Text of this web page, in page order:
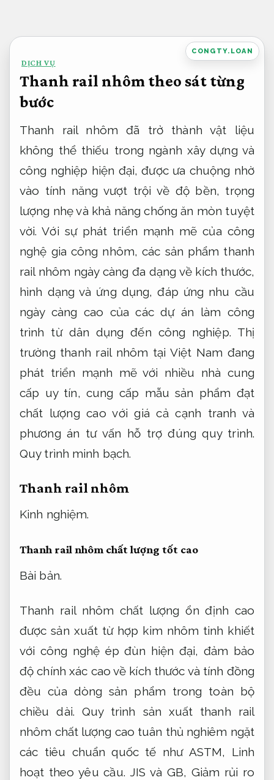
nội
dung
CONGTY.LOAN
DỊCH VỤ
Thanh rail nhôm theo sát từng
bước
Thanh rail nhôm đã trở thành vật liệu
không thể thiếu trong ngành xây dựng và
công nghiệp hiện đại, được ưa chuộng nhờ
vào tính năng vượt trội về độ bền, trọng
lượng nhẹ và khả năng chống ăn mòn tuyệt
vời. Với sự phát triển mạnh mẽ của công
nghệ gia công nhôm, các sản phẩm thanh
rail nhôm ngày càng đa dạng về kích thước,
hình dạng và ứng dụng, đáp ứng nhu cầu
ngày càng cao của các dự án làm công
trình từ dân dụng đến công nghiệp. Thị
trường thanh rail nhôm tại Việt Nam đang
phát triển mạnh mẽ với nhiều nhà cung
cấp uy tín, cung cấp mẫu sản phẩm đạt
chất lượng cao với giá cả cạnh tranh và
phương án tư vấn hỗ trợ đúng quy trình.
Quy trình minh bạch.
Thanh rail nhôm
Kinh nghiệm.
Thanh rail nhôm chất lượng tốt cao
Bài bản.
Thanh rail nhôm chất lượng ổn định cao
được sản xuất từ hợp kim nhôm tinh khiết
với công nghệ ép đùn hiện đại, đảm bảo
độ chính xác cao về kích thước và tính đồng
đều của dòng sản phẩm trong toàn bộ
chiều dài. Quy trình sản xuất thanh rail
nhôm chất lượng cao tuân thủ nghiêm ngặt
các tiêu chuẩn quốc tế như ASTM, Linh
hoạt theo yêu cầu. JIS và GB, Giảm rủi ro